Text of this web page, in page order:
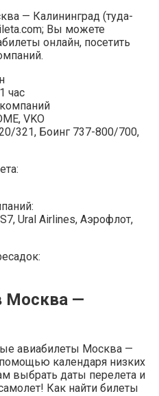
— Калининград (туда-
Вы можете
онлайн, посетить
час
VKO
321, Боинг 737-800/700,
Ural Airlines, Аэрофлот,
Москва —
авиабилеты Москва —
календаря низких
выбрать даты перелета и
Как найти билеты